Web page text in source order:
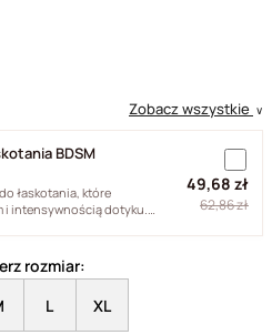
Zobacz wszystkie ∨
BDSM
łaskotania, które
i intensywnością dotyku.
49,68 zł
62,86 zł
rozmiar:
L XL